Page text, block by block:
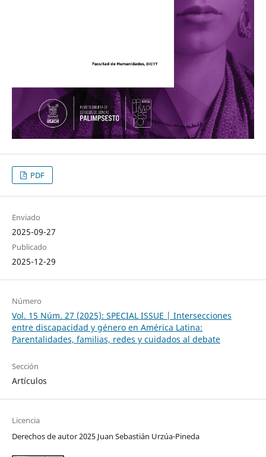
PDF
Enviado
2025-09-27
Publicado
2025-12-29
Número
Vol. 15 Núm. 27 (2025): SPECIAL ISSUE | Intersecciones
entre discapacidad y género en América Latina:
Parentalidades, familias, redes y cuidados al debate
Sección
Artículos
Licencia
Derechos de autor 2025 Juan Sebastián Urzúa-Pineda